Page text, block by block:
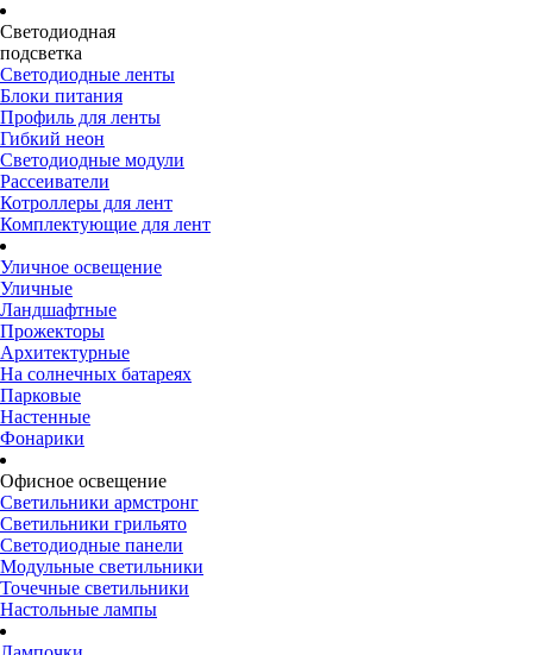
Светодиодная
подсветка
Светодиодные ленты
Блоки питания
Профиль для ленты
Гибкий неон
Светодиодные модули
Рассеиватели
Котроллеры для лент
Комплектующие для лент
Уличное освещение
Уличные
Ландшафтные
Прожекторы
Архитектурные
На солнечных батареях
Парковые
Настенные
Фонарики
Офисное освещение
Светильники армстронг
Светильники грильято
Светодиодные панели
Модульные светильники
Точечные светильники
Настольные лампы